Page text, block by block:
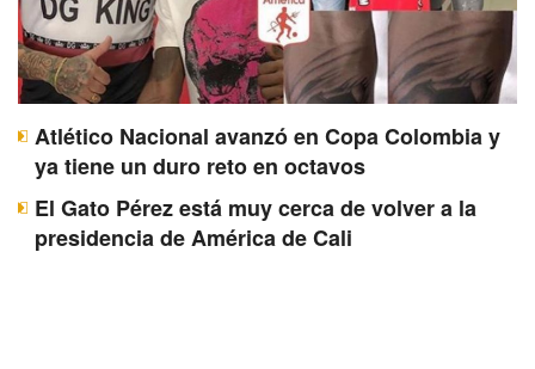
Atlético Nacional avanzó en Copa Colombia y
ya tiene un duro reto en octavos
El Gato Pérez está muy cerca de volver a la
presidencia de América de Cali